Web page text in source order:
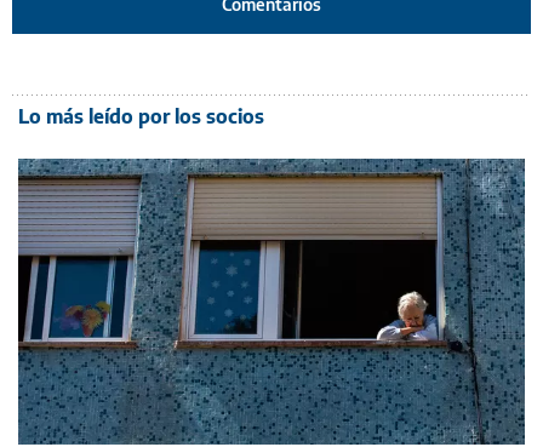
Comentarios
Lo más leído por los socios